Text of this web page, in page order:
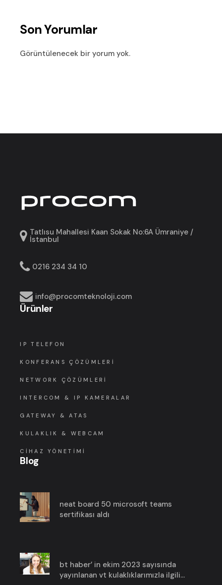
Son Yorumlar
Görüntülenecek bir yorum yok.
Tatlısu Mahallesi Kaan Sokak No:6A Ümraniye /
İstanbul
0216 234 34 10
info@procomteknoloji.com
Ürünler
IP TELEFON
KONFERANS ÇÖZÜMLERI
NETWORK ÇÖZÜMLERI
INTERCOM & IP KAMERALAR
GATEWAY & ATAS
KULAKLIK & WEBCAM
CIHAZ YÖNETIMI
Blog
neat board 50 microsoft teams
sertifikası aldı
bt haber’ in ekim 2023 sayısında
yayınlanan vt kulaklıklarımızla ilgili